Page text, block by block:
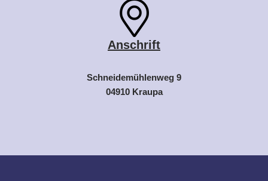
Anschrift
Schneidemühlenweg 9
04910 Kraupa